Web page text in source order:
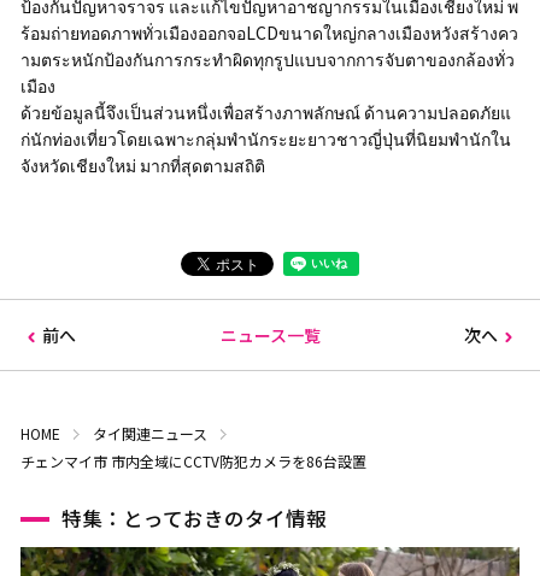
ป้องกันปัญหาจราจร และแก้ไขปัญหาอาชญากรรมในเมืองเชียงใหม่ พ
ร้อมถ่ายทอดภาพทั่วเมืองออกจอLCDขนาดใหญ่กลางเมืองหวังสร้างคว
ามตระหนักป้องกันการกระทำผิดทุกรูปแบบจากการจับตาของกล้องทั่ว
เมือง
ด้วยข้อมูลนี้จึงเป็นส่วนหนึ่งเพื่อสร้างภาพลักษณ์ ด้านความปลอดภัยแ
ก่นักท่องเที่ยวโดยเฉพาะกลุ่มพำนักระยะยาวชาวญี่ปุ่นที่นิยมพำนักใน
จังหวัดเชียงใหม่ มากที่สุดตามสถิติ
前へ ニュース一覧 次へ
HOME
タイ関連ニュース
チェンマイ市 市内全域にCCTV防犯カメラを86台設置
特集：とっておきのタイ情報